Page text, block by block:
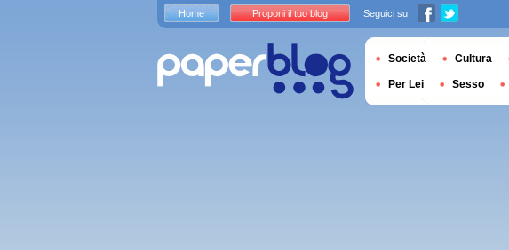
Home Proponi il tuo blog Seguici su
Società Cultura
Per Lei Sesso